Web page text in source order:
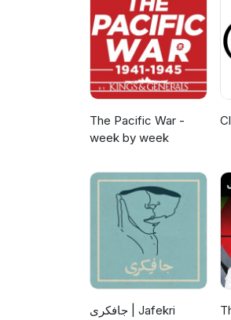
The Pacific War -
week by week
جافکری | Jafekri